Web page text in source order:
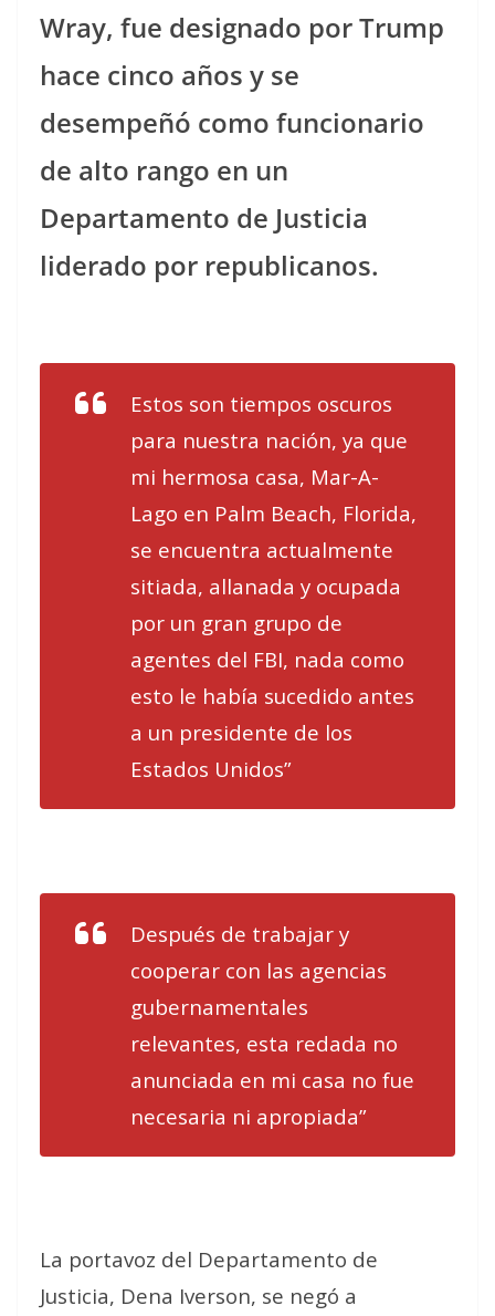
Wray, fue designado por Trump
hace cinco años y se
desempeñó como funcionario
de alto rango en un
Departamento de Justicia
liderado por republicanos.
Estos son tiempos oscuros
para nuestra nación, ya que
mi hermosa casa, Mar-A-
Lago en Palm Beach, Florida,
se encuentra actualmente
sitiada, allanada y ocupada
por un gran grupo de
agentes del FBI, nada como
esto le había sucedido antes
a un presidente de los
Estados Unidos”
Después de trabajar y
cooperar con las agencias
gubernamentales
relevantes, esta redada no
anunciada en mi casa no fue
necesaria ni apropiada”
La portavoz del Departamento de
Justicia, Dena Iverson, se negó a